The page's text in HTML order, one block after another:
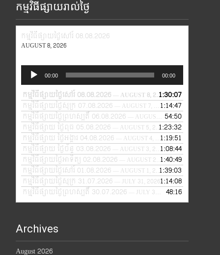
កម្មវិធីផ្សាយរាល់ថ្ងៃ
កម្មវិធីផ្សាយថ្ងៃសៅរ៍ 08.08.2026
AUGUST 8, 2026
Audio
Player
00:00 00:00
កម្មវិធីផ្សាយថ្ងៃសៅរ៍ 08.08.2026— AUGUST 8, 2026 1:30:07
កម្មវិធីផ្សាយថ្ងៃសុក្រ 07.08.2026
— AUGUST 7, 2026
1:14:47
កម្មវិធីផ្សាយថ្ងៃព្រហស្បតិ៍ 06.08.2026
— AUGUST 6, 2026
54:50
កម្មវិធីផ្សាយ ថ្ងៃពុធ 05.08.2026
— AUGUST 5, 2026 1:23:32
កម្មវិធីផ្សាយ ថ្ងៃអង្គារ 04.08.2026
— AUGUST 4, 2026
1:19:51
កម្មវិធីផ្សាយ ថ្ងៃច័ន្ទ 03.08.2026
— AUGUST 3, 2026 1:08:44
កម្មវិធីផ្សាយថ្ងៃអាទិត្យ 02.08.2026
— AUGUST 2, 2026 1:40:49
កម្មវិធីផ្សាយថ្ងៃសៅរ៍ 01.08.2026
— AUGUST 1, 2026 1:39:03
កម្មវិធីផ្សាយថ្ងៃសុក្រ 31.07.2026
— JULY 31, 20261:14:08
កម្មវិធីផ្សាយថ្ងៃព្រហស្បតិ៍ 30.07.2026
— JULY 30, 2026 48:16
Archives
August 2026